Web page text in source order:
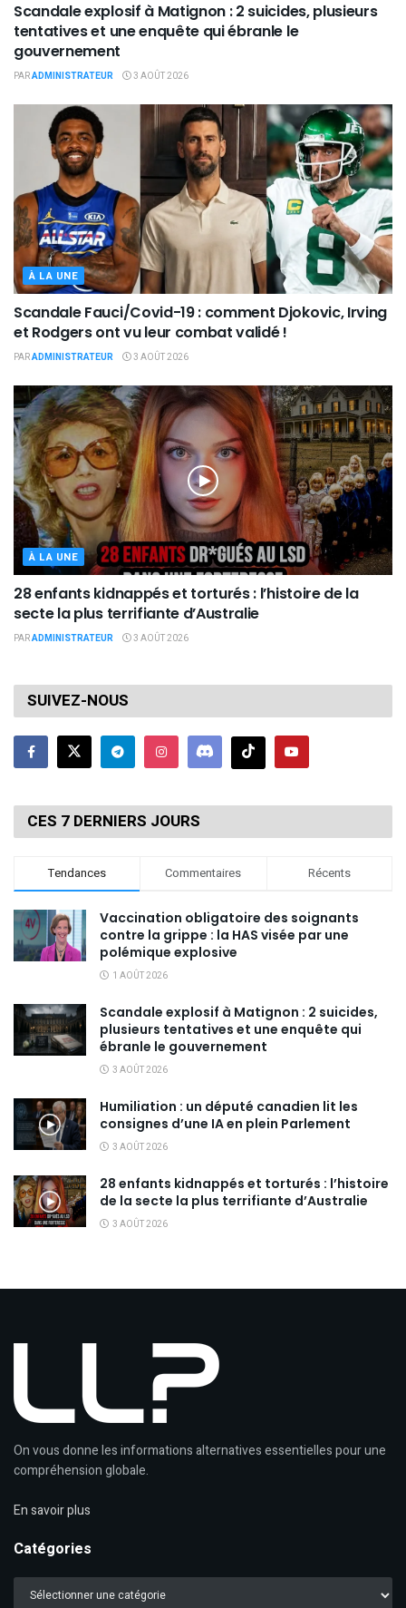
Scandale explosif à Matignon : 2 suicides, plusieurs
tentatives et une enquête qui ébranle le
gouvernement
PARADMINISTRATEUR 3 AOÛT 2026
À LA UNE
Scandale Fauci/Covid-19 : comment Djokovic, Irving
et Rodgers ont vu leur combat validé !
PARADMINISTRATEUR 3 AOÛT 2026
À LA UNE
28 enfants kidnappés et torturés : l’histoire de la
secte la plus terrifiante d’Australie
PARADMINISTRATEUR 3 AOÛT 2026
SUIVEZ-NOUS
CES 7 DERNIERS JOURS
Tendances Commentaires Récents
Vaccination obligatoire des soignants
contre la grippe : la HAS visée par une
polémique explosive
1 AOÛT 2026
Scandale explosif à Matignon : 2 suicides,
plusieurs tentatives et une enquête qui
ébranle le gouvernement
3 AOÛT 2026
Humiliation : un député canadien lit les
consignes d’une IA en plein Parlement
3 AOÛT 2026
28 enfants kidnappés et torturés : l’histoire
de la secte la plus terrifiante d’Australie
3 AOÛT 2026
On vous donne les informations alternatives essentielles pour une
compréhension globale.
En savoir plus
Catégories
Catégories